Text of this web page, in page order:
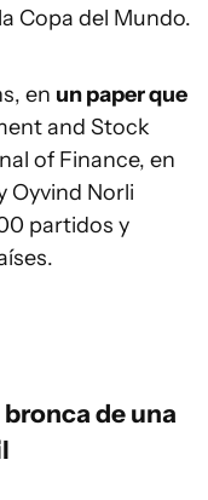
Copa del Mundo.
en un paper que
and Stock
of Finance, en
Oyvind Norli
partidos y
de una